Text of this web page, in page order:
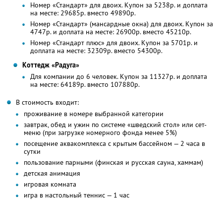
Номер «Стандарт» для двоих. Купон за 5238р. и доплата
на месте: 29685р. вместо 49890р.
Номер «Стандарт» (мансардные окна) для двоих. Купон за
4747р. и доплата на месте: 26900р. вместо 45210р.
Номер «Стандарт плюс» для двоих. Купон за 5701р. и
доплата на месте: 32309р. вместо 54300р.
Коттедж «Радуга»
Для компании до 6 человек. Купон за 11327р. и доплата
на месте: 64189р. вместо 107880р.
В стоимость входит:
проживание в номере выбранной категории
завтрак, обед и ужин по системе «шведский стол» или сет-
меню (при загрузке номерного фонда менее 5%)
посещение аквакомплекса с крытым бассейном — 2 часа в
сутки
пользование парными (финская и русская сауна, хаммам)
детская анимация
игровая комната
игра в настольный теннис — 1 час